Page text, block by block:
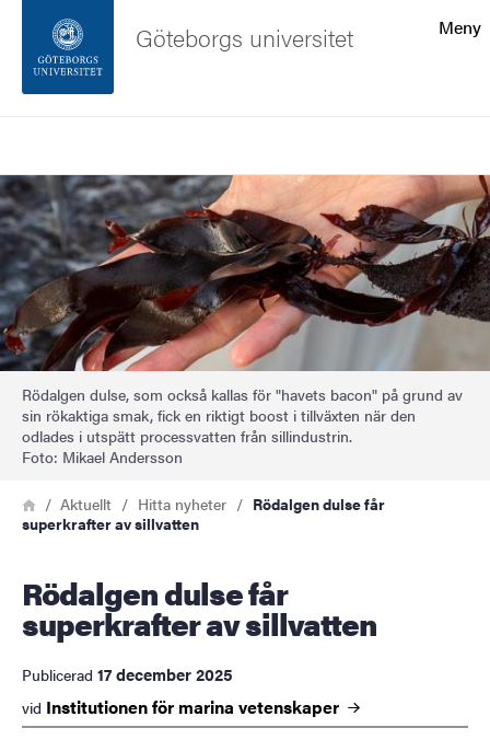
Sidfoten
Om webbplatsen
Meny
Göteborgs universitet
Bild
Rödalgen dulse, som också kallas för "havets bacon" på grund av
sin rökaktiga smak, fick en riktigt boost i tillväxten när den
odlades i utspätt processvatten från sillindustrin.
Foto: Mikael Andersson
Länkstig
HemAktuellt Hitta nyheter
Rödalgen dulse får
superkrafter av sillvatten
Rödalgen dulse får
superkrafter av sillvatten
Publicerad 17 december 2025
vid Institutionen för marina vetenskaper